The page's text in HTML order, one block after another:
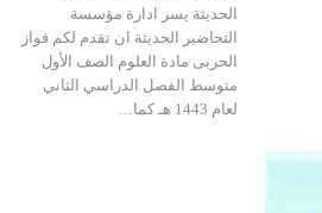
الحديثة يسر ادارة مؤسسة
التحاضير الحديثة ان تقدم لكم فواز
الحربى مادة العلوم الصف الأول
متوسط الفصل الدراسي الثاني
لعام 1443 هـ كما…